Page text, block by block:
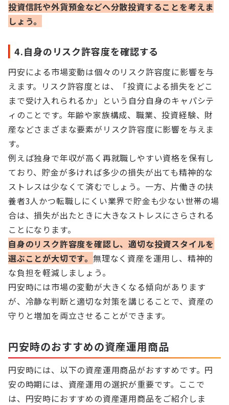
投資信託や外貨預金などへ分散投資することを考えま
しょう。
4.自身のリスク許容度を確認する
円安による市場変動は個々のリスク許容度に影響を与
えます。リスク許容度とは、「投資による損失をどこ
まで受け入れられるか」という自分自身のキャパシテ
ィのことです。年齢や家族構成、職業、投資経験、財
産などさまざまな要素がリスク許容度に影響を与えま
す。
例えば独身で年収が高く再就職しやすい資格を保有し
ており、貯金が多ければ多少の損失が出ても精神的な
ストレスは少なくて済むでしょう。一方、片働きの扶
養者3人かつ転職しにくい業界で貯金も少ない世帯の場
合は、損失が出たときに大きなストレスにさらされる
ことになります。
自身のリスク許容度を確認し、適切な投資スタイルを
選ぶことが大切です。 無理なく資産を運用し、精神的
な負担を軽減しましょう。
円安時には市場の変動が大きくなる傾向があります
が、冷静な判断と適切な対策を講じることで、資産の
守りと増加を両立させることができます。
円安時のおすすめの資産運用商品
円安時には、以下の資産運用商品がおすすめです。円
安の時期には、資産運用の選択が重要です。ここで
は、円安時におすすめの資産運用商品をご紹介しま